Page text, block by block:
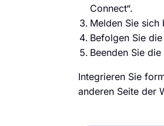
Connect“.
Melden Sie
Befolgen Sie
Beenden Sie
Integrieren Sie
anderen Seite der